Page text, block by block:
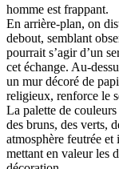
homme est frappant.
En arrière-plan, on
debout, semblant
pourrait s’agir d’un
cet échange. Au-
un mur décoré de
religieux, renforce le
La palette de
des bruns, des verts,
atmosphère feutrée
mettant en valeur les